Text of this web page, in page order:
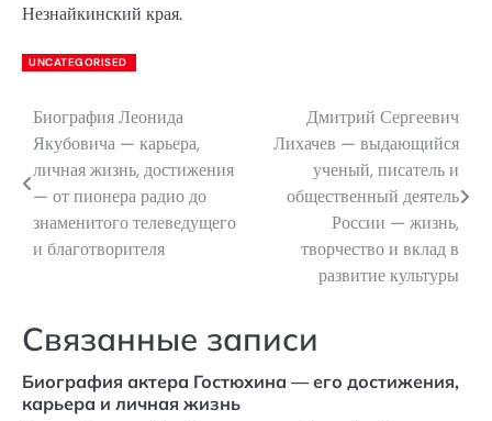
Незнайкинский края.
UNCATEGORISED
Навигация
по
записям
Биография Леонида
Якубовича — карьера,
личная жизнь, достижения
— от пионера радио до
знаменитого телеведущего
и благотворителя
Дмитрий Сергеевич
Лихачев — выдающийся
ученый, писатель и
общественный деятель
России — жизнь,
творчество и вклад в
развитие культуры
Связанные записи
Биография актера Гостюхина — его достижения,
карьера и личная жизнь